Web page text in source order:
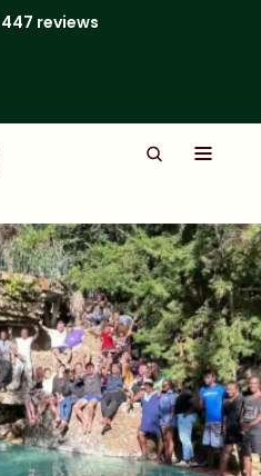
447 reviews